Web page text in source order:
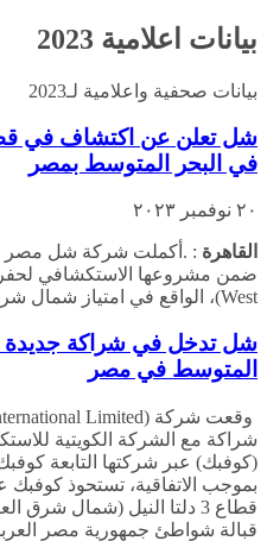
بيانات اعلامية 2023
بيانات صحفية واعلامية لـ2023
شل تعلن عن اكتشاف في
في البحر المتوسط بمصر
٢٠ نوفمبر ٢٠٢٣
القاهرة : .أكملت شركة شل مصر
West)، الواقع في امتياز شمال شرق العامرية، بالبحر المتوسط.
المتوسط في مصر
شراكة مع الشركة الكويتية
(كوفبك) عبر شركتها التابعة
قطاع 3 دلتا النيل (شمال
قبالة شواطئ جمهورية مصر